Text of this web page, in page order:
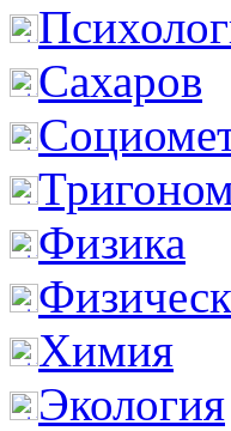
Сахаров
Физика
Химия
Экология